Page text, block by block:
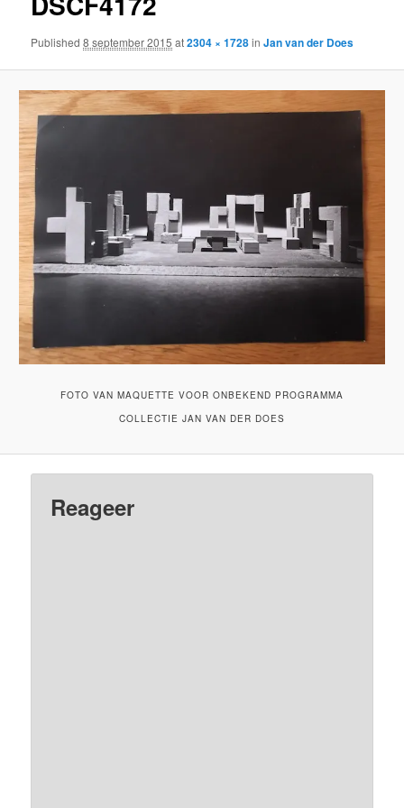
Published8 september 2015 at2304 × 1728inJan van der Does
FOTO VAN MAQUETTE VOOR ONBEKEND PROGRAMMA
COLLECTIE JAN VAN DER DOES
Reageer